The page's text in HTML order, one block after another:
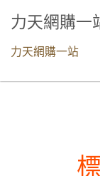
力天網購一
力天網購一站